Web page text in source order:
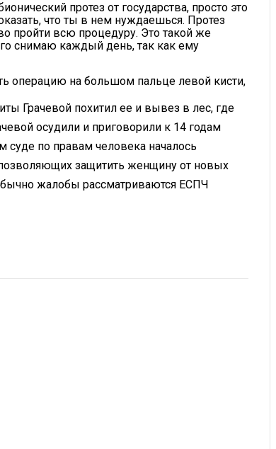
протез от государства, просто это
что ты в нем нуждаешься. Протез
пройти всю процедуру. Это такой же
снимаю каждый день, так как ему
операцию на большом пальце левой кисти,
Грачевой похитил ее и вывез в лес, где
осудили и приговорили к 14 годам
суде по правам человека началось
защитить женщину от новых
жалобы рассматриваются ЕСПЧ